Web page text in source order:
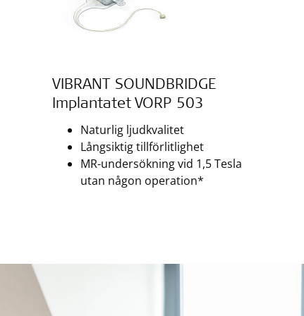
VIBRANT SOUNDBRIDGE
Implantatet VORP 503
Naturlig ljudkvalitet
Långsiktig tillförlitlighet
MR-undersökning vid 1,5 Tesla
utan någon operation*